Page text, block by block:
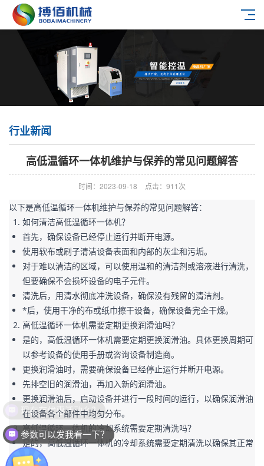
行业新闻
高低温循环一体机维护与保养的常见问题解答
时间：2023-09-18 点击：911次
以下是高低温循环一体机维护与保养的常见问题解答：
如何清洁高低温循环一体机？
首先，确保设备已经停止运行并断开电源。
使用软布或刷子清洁设备表面和内部的灰尘和污垢。
对于难以清洁的区域，可以使用温和的清洁剂或溶液进行清洗，
但要确保不会损坏设备的电子元件。
清洗后，用清水彻底冲洗设备，确保没有残留的清洁剂。
*后，使用干净的布或纸巾擦干设备，确保设备完全干燥。
高低温循环一体机需要定期更换润滑油吗？
是的，高低温循环一体机需要定期更换润滑油。具体更换周期可
以参考设备的使用手册或咨询设备制造商。
更换润滑油时，需要确保设备已经停止运行并断开电源。
先排空旧的润滑油，再加入新的润滑油。
更换润滑油后，启动设备并进行一段时间的运行，以确保润滑油
在设备各个部件中均匀分布。
高低温循环一体机的冷却系统需要定期清洗吗？
是的，高低温循环一体机的冷却系统需要定期清洗以确保其正常
运行。
参数可以发我看一下？
现在有优惠活动么？